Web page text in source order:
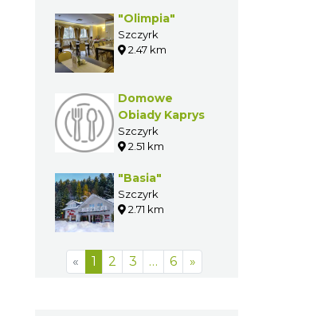
"Olimpia"
Szczyrk
2.47 km
Domowe
Obiady Kaprys
Szczyrk
2.51 km
"Basia"
Szczyrk
2.71 km
« 1 2 3 … 6 »